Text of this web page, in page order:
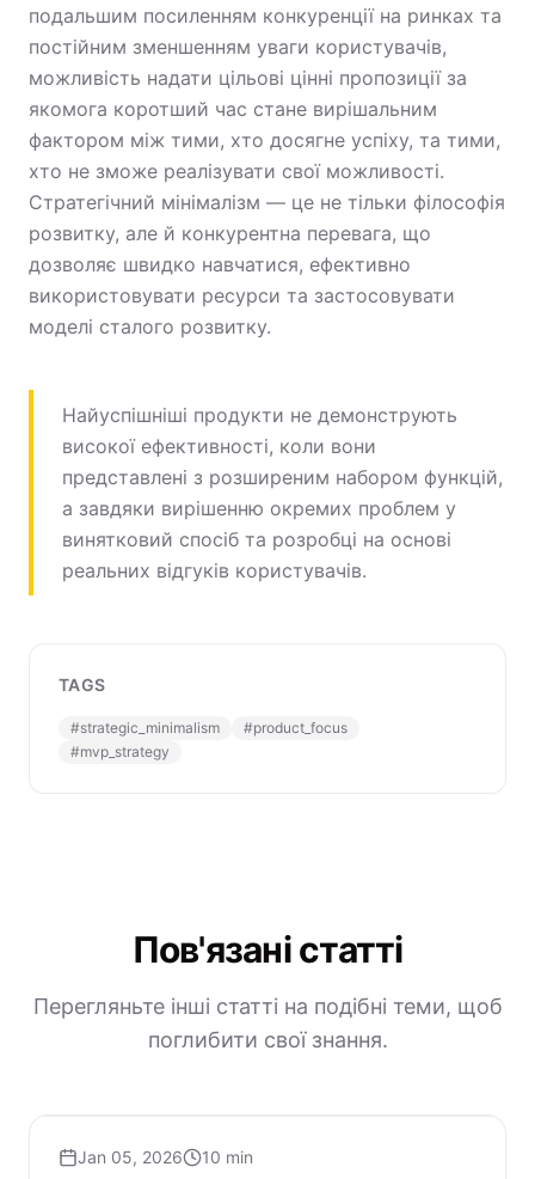
подальшим посиленням конкуренції на ринках та
постійним зменшенням уваги користувачів,
можливість надати цільові цінні пропозиції за
якомога коротший час стане вирішальним
фактором між тими, хто досягне успіху, та тими,
хто не зможе реалізувати свої можливості.
Стратегічний мінімалізм — це не тільки філософія
розвитку, але й конкурентна перевага, що
дозволяє швидко навчатися, ефективно
використовувати ресурси та застосовувати
моделі сталого розвитку.
Найуспішніші продукти не демонструють
високої ефективності, коли вони
представлені з розширеним набором функцій,
а завдяки вирішенню окремих проблем у
винятковий спосіб та розробці на основі
реальних відгуків користувачів.
TAGS
#strategic_minimalism #product_focus
#mvp_strategy
Пов'язані статті
Перегляньте інші статті на подібні теми, щоб
поглибити свої знання.
Jan 05, 2026 10 min